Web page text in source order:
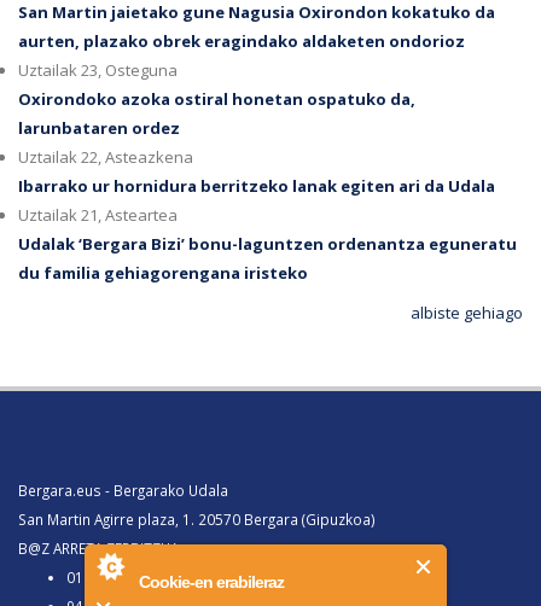
Cookie-en erabileraz
San Martin jaietako gune Nagusia Oxirondon kokatuko da
aurten, plazako obrek eragindako aldaketen ondorioz
Uztailak 23, Osteguna
Oxirondoko azoka ostiral honetan ospatuko da,
larunbataren ordez
Uztailak 22, Asteazkena
Ibarrako ur hornidura berritzeko lanak egiten ari da Udala
Uztailak 21, Asteartea
Udalak ‘Bergara Bizi’ bonu-laguntzen ordenantza eguneratu
du familia gehiagorengana iristeko
albiste gehiago
Bergara.eus - Bergarako Udala
San Martin Agirre plaza, 1. 20570 Bergara (Gipuzkoa)
B@Z ARRETA ZERBITZUA:
010, Bergaratik deituz gero